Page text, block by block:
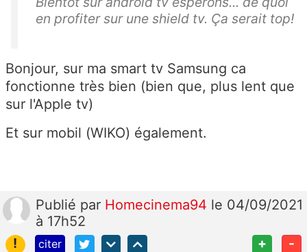
en profiter sur une shield tv. Ça serait top!
Bonjour, sur ma smart tv Samsung ca
fonctionne très bien (bien que, plus lent que
sur l'Apple tv)
Et sur mobil (WIKO) également.
Publié par Homecinema94 le 04/09/2021
à 17h52
!
citer + -